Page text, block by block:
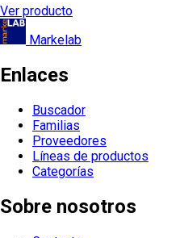
Ver producto
Markelab
Enlaces
Buscador
Familias
Proveedores
Líneas de productos
Categorías
Sobre nosotros